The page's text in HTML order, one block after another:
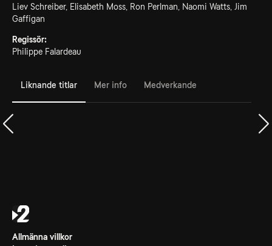
Liev Schreiber, Elisabeth Moss, Ron Perlman, Naomi Watts, Jim
Gaffigan
Regissör:
Philippe Falardeau
Liknande titlar Mer info Medverkande
Allmänna villkor